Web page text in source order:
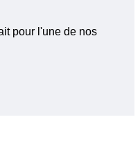
pour l'une de nos